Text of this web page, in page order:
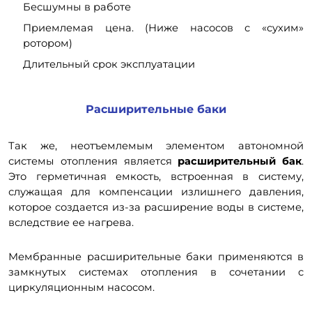
Бесшумны в работе
Приемлемая цена. (Ниже насосов с «сухим»
ротором)
Длительный срок эксплуатации
Расширительные баки
Так же, неотъемлемым элементом автономной
системы отопления является расширительный бак.
Это герметичная емкость, встроенная в систему,
служащая для компенсации излишнего давления,
которое создается из-за расширение воды в системе,
вследствие ее нагрева.
Мембранные расширительные баки применяются в
замкнутых системах отопления в сочетании с
циркуляционным насосом.